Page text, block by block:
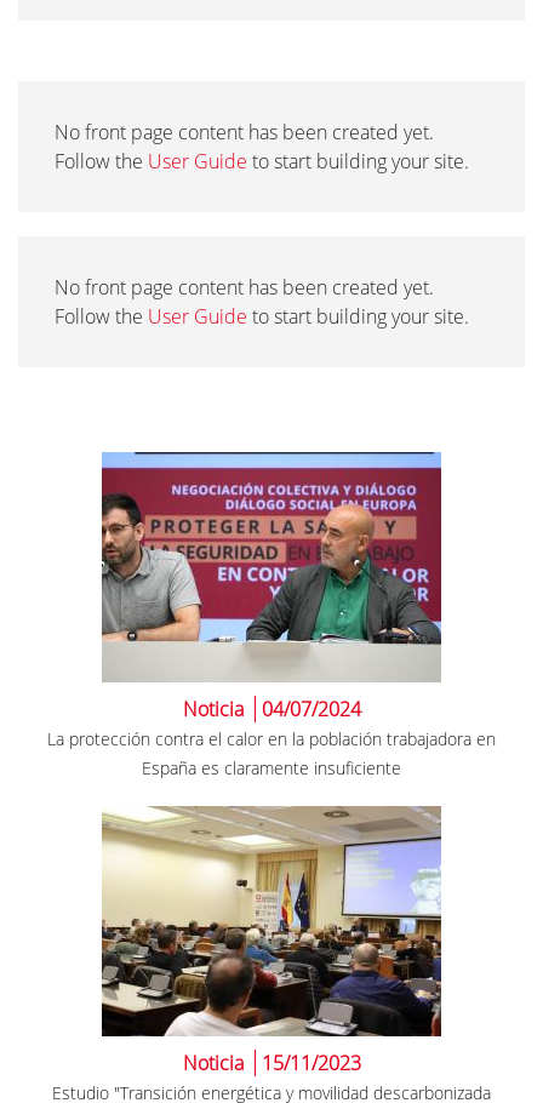
No front page content has been created yet.
Follow the User Guide to start building your site.
No front page content has been created yet.
Follow the User Guide to start building your site.
Noticia 04/07/2024
La protección contra el calor en la población trabajadora en
España es claramente insuficiente
Noticia 15/11/2023
Estudio "Transición energética y movilidad descarbonizada